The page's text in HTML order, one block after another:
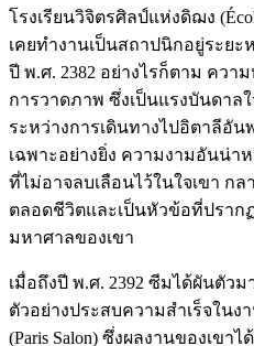
โรงเรียนวิจิตรศิลป์แห่งดิฌง
เคยทำงานเป็นสถาปนิกอยู่ระยะ
ปี พ.ศ. 2382 อย่างไรก็ตาม ควา
การวาดภาพ ซึ่งเป็นแรงบันดาล
ระหว่างการเดินทางไปอิตาลีอัน
เฉพาะอย่างยิ่ง ความงามอันน่า
ที่ไม่อาจลบเลือนไว้ในใจเขา ก
ตลอดชีวิตและเป็นหัวข้อที่ปราก
มหาศาลของเขา
เมื่อถึงปี พ.ศ. 2392 ซีมได้ผันตัว
ตัวอย่างประสบความสำเร็จใน
(Paris Salon) ซึ่งผลงานของเข